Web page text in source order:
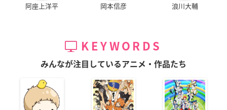
阿座上洋平 岡本信彦 浪川大輔
KEYWORDS
みんなが注目しているアニメ・作品たち